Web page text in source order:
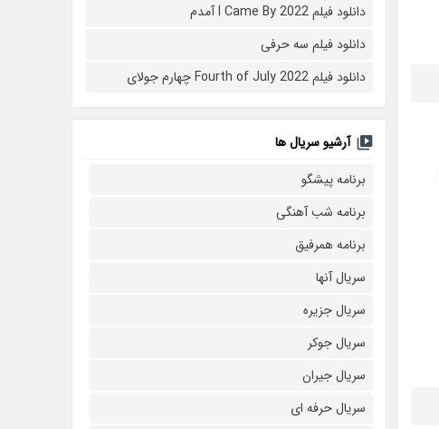
دانلود فیلم I Came By 2022 آمدم
دانلود فیلم سه حرفی
دانلود فیلم Fourth of July 2022 چهارم جولای
آرشیو سریال ها
برنامه پیشگو
برنامه شب آهنگی
برنامه همرفیق
سریال آنها
سریال جزیره
سریال جوکر
سریال جیران
سریال حرفه ای